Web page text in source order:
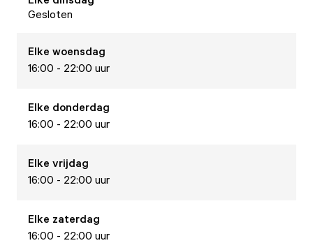
Gesloten
Elke woensdag
16:00 - 22:00 uur
Elke donderdag
16:00 - 22:00 uur
Elke vrijdag
16:00 - 22:00 uur
Elke zaterdag
16:00 - 22:00 uur